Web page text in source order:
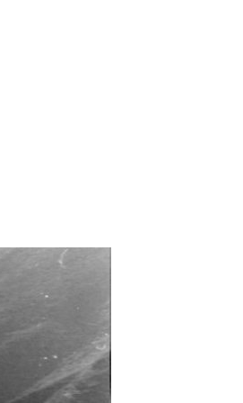
Mapy,